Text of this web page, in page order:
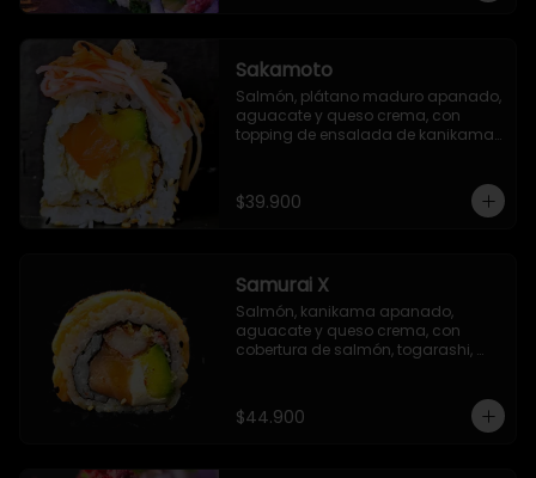
Sakamoto
Salmón, plátano maduro apanado,
aguacate y queso crema, con
topping de ensalada de kanikama
$39.900
Samurai X
Salmón, kanikama apanado,
aguacate y queso crema, con
cobertura de salmón, togarashi,
$44.900